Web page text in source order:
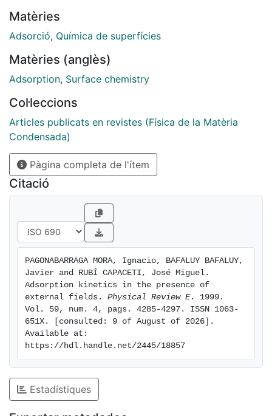
to the finite size of the adsorbing particles are
modified by the external fields. As a result, new
ones used to describe the kinetics in a quiescent fluid.
In particular, if the adsorbing particles are allowed to
local even in the simplest geometry. An exact analytic
theory cannot be developed, but we introduce a self-
consistent theory that turns out to agree with the
simulation results over all the range of the parameters.
Matèries
Adsorció, Química de superfícies
Matèries (anglès)
Adsorption, Surface chemistry
Col·leccions
Articles publicats en revistes (Física de la Matèria
Condensada)
Pàgina completa de l'ítem
Citació
PAGONABARRAGA MORA, Ignacio, BAFALUY BAFALUY,
Javier and RUBÍ CAPACETI, José Miguel.
Adsorption kinetics in the presence of
external fields. Physical Review E. 1999.
Vol. 59, num. 4, pags. 4285-4297. ISSN 1063-
651X. [consulted: 9 of August of 2026].
Available at:
https://hdl.handle.net/2445/18857
Estadístiques